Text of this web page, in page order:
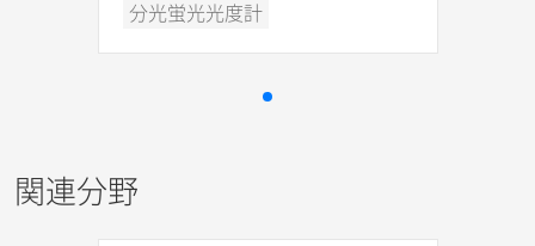
分光蛍光光度計
関連分野